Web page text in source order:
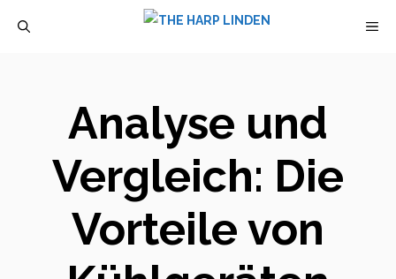
Analyse und
Vergleich: Die
Vorteile von